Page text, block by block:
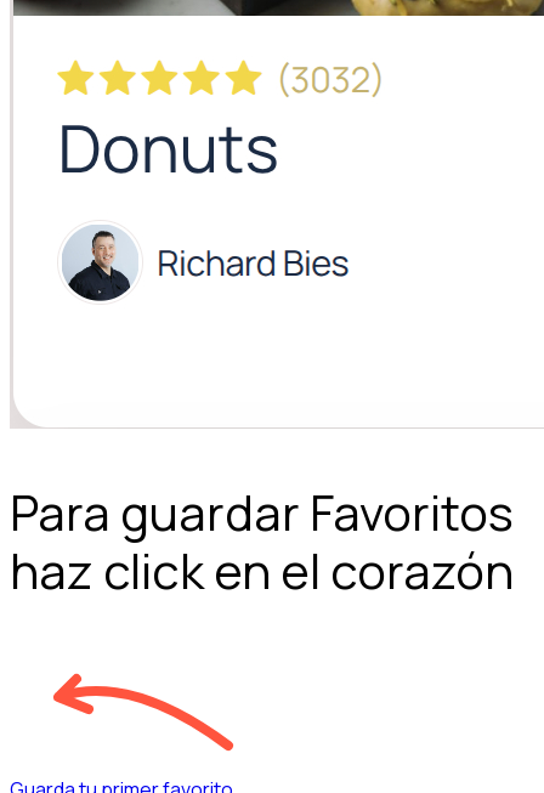
Para guardar Favoritos
haz click en el corazón